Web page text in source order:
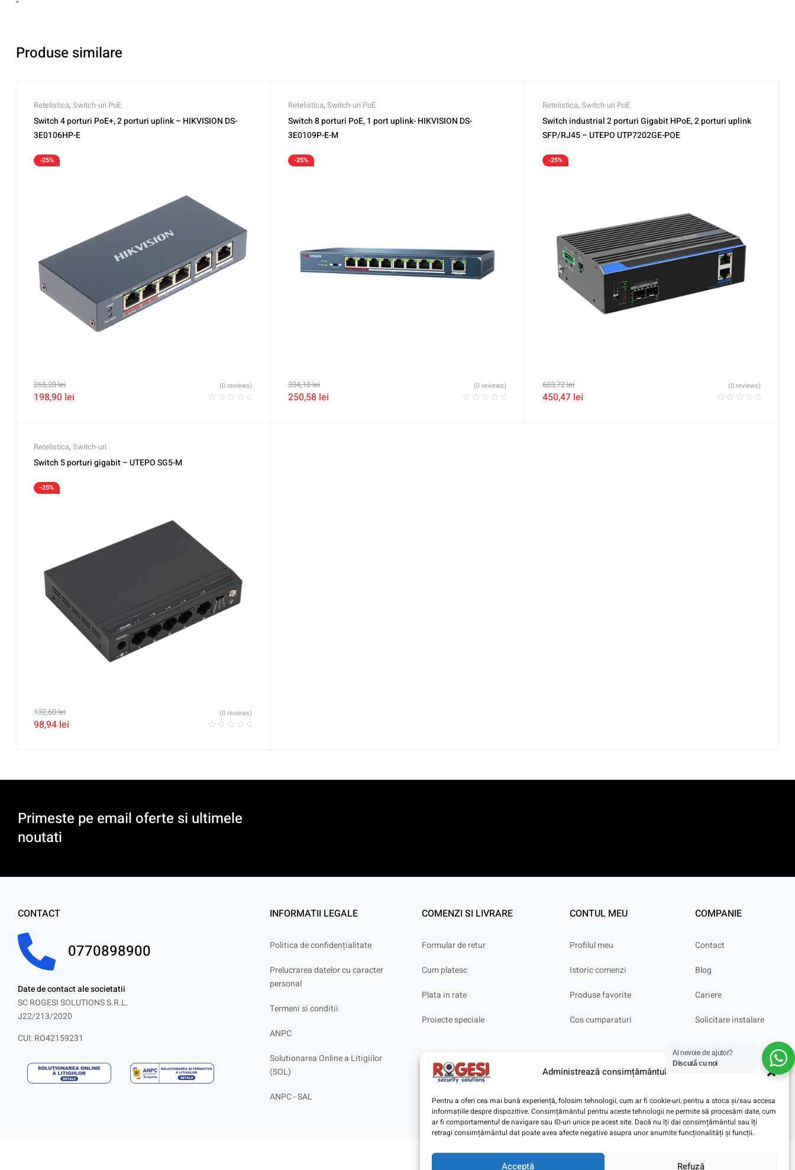
Administrează consimțământul
Pentru a oferi cea mai bună experiență, folosim tehnologii, cum ar fi cookie-uri, pentru a stoca și/sau accesa
informațiile despre dispozitive. Consimțământul pentru aceste tehnologii ne permite să procesăm date, cum
ar fi comportamentul de navigare sau ID-uri unice pe acest site. Dacă nu îți dai consimțământul sau îți
retragi consimțământul dat poate avea afecte negative asupra unor anumite funcționalități și funcții.
Acceptă Refuză
Produse similare
Retelistica, Switch-uri PoE
Switch 4 porturi PoE+, 2 porturi uplink – HIKVISION DS-
3E0106HP-E
-25%
265,20lei
198,90 lei
(0 reviews)
Retelistica, Switch-uri PoE
Switch 8 porturi PoE, 1 port uplink- HIKVISION DS-
3E0109P-E-M
-25%
334,10lei
250,58 lei
(0 reviews)
Retelistica, Switch-uri PoE
Switch industrial 2 porturi Gigabit HPoE, 2 porturi uplink
SFP/RJ45 – UTEPO UTP7202GE-POE
-25%
603,72lei
450,47 lei
(0 reviews)
Retelistica, Switch-uri
Switch 5 porturi gigabit – UTEPO SG5-M
-25%
132,60lei
98,94 lei
(0 reviews)
Primeste pe email oferte si ultimele
noutati
CONTACT
0770898900
Date de contact ale societatii
SC ROGESI SOLUTIONS S.R.L.
J22/213/2020
CUI: RO42159231
INFORMATII LEGALE
Politica de confidențialitate
Prelucrarea datelor cu caracter
personal
Termeni si conditii
ANPC
Solutionarea Online a Litigiilor
(SOL)
ANPC - SAL
COMENZI SI LIVRARE
Formular de retur
Cum platesc
Plata in rate
Proiecte speciale
CONTUL MEU
Profilul meu
Istoric comenzi
Produse favorite
Cos cumparaturi
COMPANIE
Contact
Blog
Cariere
Solicitare instalare
Ai nevoie de ajutor?
Discută cu noi